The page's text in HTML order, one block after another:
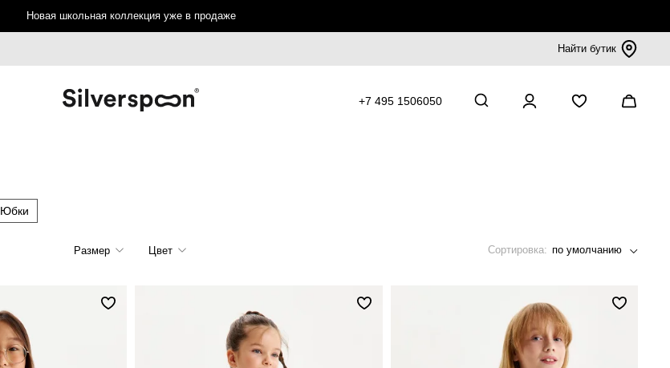
Новая школьная коллекция уже в продаже
Найти бутик
+7 495 1506050
Юбки
Размер Цвет Сортировка: по умолчанию